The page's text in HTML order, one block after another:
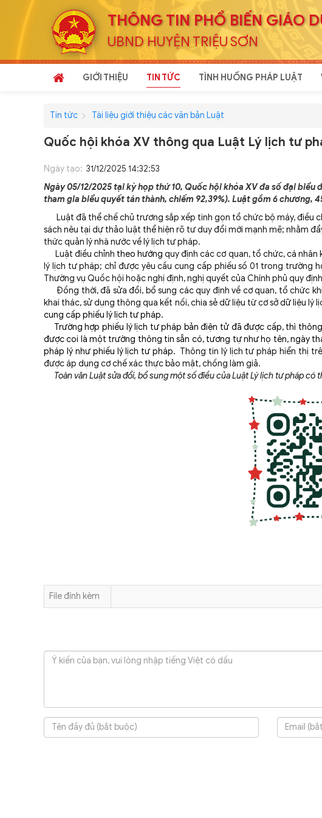
THÔNG TIN PHỔ BIẾN GIÁO
UBND HUYỆN TRIỆU SƠN
GIỚI THIỆU TIN TỨC TÌNH HUỐNG PHÁP LUẬT
Tin tức Tài liệu giới thiệu các văn bản Luật
Quốc hội khóa XV thông qua Luật Lý lịch tư
Ngày tạo: 31/12/2025 14:32:53
Ngày 05/12/2025 tại kỳ họp thứ 10, Quốc hội khóa XV đa số đại
tham gia biểu quyết tán thành, chiếm 92,39%). Luật gồm 6 chương,
Luật đã thể chế chủ trương sắp xếp tinh gọn tổ chức bộ máy, điều
sách nêu tại dự thảo luật thể hiện rõ tư duy đổi mới mạnh mẽ; nhằm
thức quản lý nhà nước về lý lịch tư pháp.
Luật điều chỉnh theo hướngquy định các cơ quan, tổ chức, cá
lý lịch tư pháp; chỉ được yêu cầu cung cấp phiếu số 01 trong trường
Thường vụ Quốc hội hoặc nghị định, nghị quyết của Chính phủ quy
Đồng thời, đã sửa đổi, bổ sung các quy định về cơ quan, tổ chức
khai thác, sử dụng thông qua kết nối, chia sẻ dữ liệu từ cơ sở dữ liệu lý
cung cấp phiếu lý lịch tư pháp.
Trường hợp phiếu lý lịch tư pháp bản điện tử đã được cấp, thì
được coi là một trường thông tin sẵn có, tương tự như họ tên, ngày
pháp lý như phiếu lý lịch tư pháp. Thông tin lý lịch tư pháp hiển thị
được áp dụng cơ chế xác thực bảo mật, chống làm giả.
Toàn văn Luậtsửa đổi, bổ sung một số điều của Luật Lý lịch tư pháp có
File đính kèm